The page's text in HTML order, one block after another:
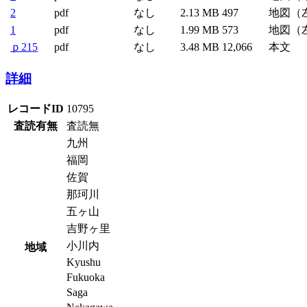
2
pdf なし 2.13 MB 497
地図（
1
pdf なし 1.99 MB 573
地図（
ｐ215
pdf なし 3.48 MB 12,066 本文
詳細
レコードID 10795
査読有無
査読無
地域
九州
福岡
佐賀
那珂川
五ヶ山
吉野ヶ里
小川内
Kyushu
Fukuoka
Saga